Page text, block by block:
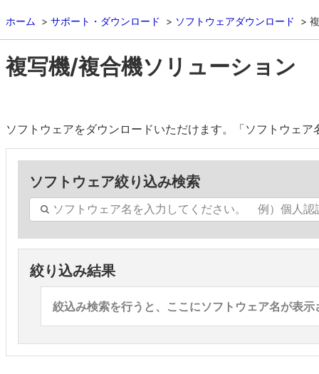
ホーム サポート・ダウンロード ソフトウェアダウンロード
複写機/複合機ソリューション
ソフトウェアをダウンロードいただけます。「ソフトウェ
ソフトウェア絞り込み検索
絞り込み結果
絞込み検索を行うと、ここにソフトウェア名が表示